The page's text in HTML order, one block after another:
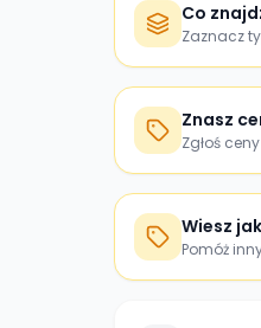
Co
Zaznacz
Znasz
Zgłoś
Wiesz
Pomóż